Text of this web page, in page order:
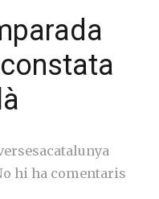
hi ha comentaris